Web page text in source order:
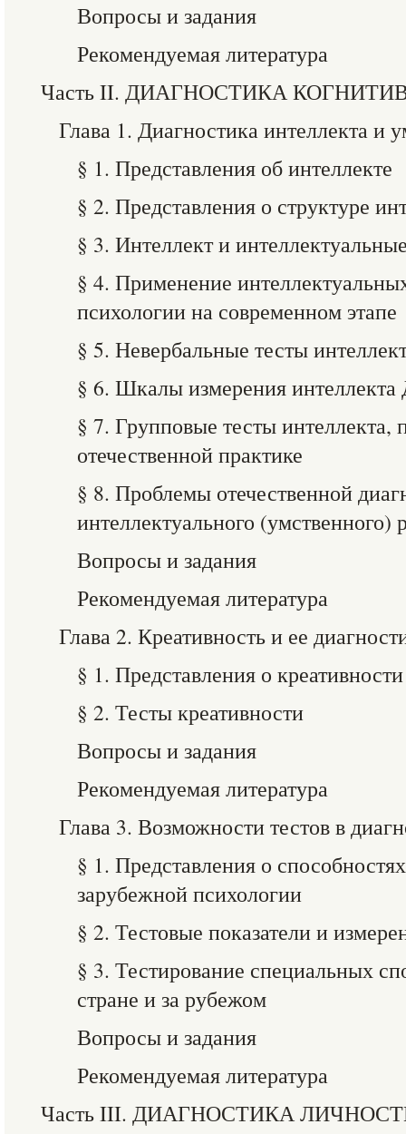
Вопросы и задания
Рекомендуемая литература
Часть II. ДИАГНОСТИКА
Глава 1. Диагностика интеллекта и
§ 1. Представления об интеллекте
§ 2. Представления о структуре
§ 3. Интеллект и
§ 4. Применение
психологии на современном этапе
§ 5. Невербальные тесты
§ 6. Шкалы измерения интеллекта
§ 7. Групповые тесты интеллекта,
отечественной практике
§ 8. Проблемы отечественной
интеллектуального (умственного)
Вопросы и задания
Рекомендуемая литература
Глава 2. Креативность и ее
§ 1. Представления о креативности
§ 2. Тесты креативности
Вопросы и задания
Рекомендуемая литература
Глава 3. Возможности тестов в
§ 1. Представления о
зарубежной психологии
§ 2. Тестовые показатели и
§ 3. Тестирование специальных
стране и за рубежом
Вопросы и задания
Рекомендуемая литература
Часть III. ДИАГНОСТИКА